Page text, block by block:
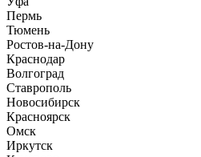
Пермь
Тюмень
Ростов-на-Дону
Краснодар
Волгоград
Ставрополь
Новосибирск
Красноярск
Омск
Иркутск